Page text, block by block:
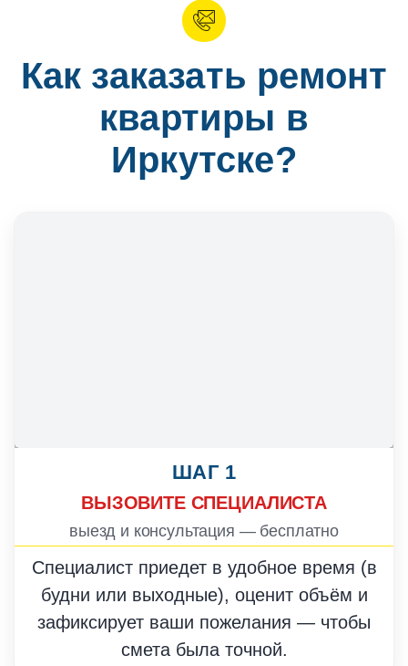
Как заказать ремонт
квартиры в
Иркутске?
ШАГ 1
ВЫЗОВИТЕ СПЕЦИАЛИСТА
выезд и консультация — бесплатно
Специалист приедет в удобное время (в
будни или выходные), оценит объём и
зафиксирует ваши пожелания — чтобы
смета была точной.